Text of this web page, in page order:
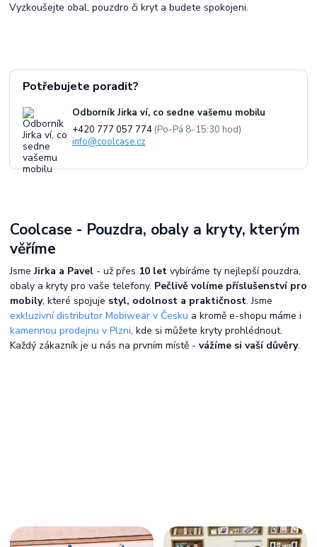
Potřebujete poradit?
Odborník Jirka ví, co sedne vašemu mobilu
+420 777 057 774 (Po-Pá 8-15:30 hod)
info@coolcase.cz
Vyzkoušejte obal, pouzdro či kryt a budete spokojeni.
Coolcase - Pouzdra, obaly a kryty, kterým
věříme
JsmeJirka a Pavel - už přes 10 let vybíráme ty nejlepší pouzdra,
obaly a kryty pro vaše telefony. Pečlivě volíme příslušenství pro
mobily, které spojuje styl, odolnost a praktičnost. Jsme
exkluzivní distributor Mobiwear v Česku a kromě e-shopu máme i
kamennou prodejnu v Plzni, kde si můžete kryty prohlédnout.
Každý zákazník je u nás na prvním místě - vážíme si vaší důvěry.